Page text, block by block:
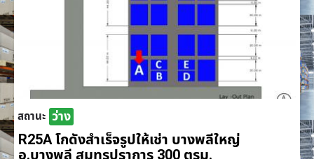
สถานะ ว่าง
R25A โกดังสำเร็จรูปให้เช่า บางพลีใหญ่